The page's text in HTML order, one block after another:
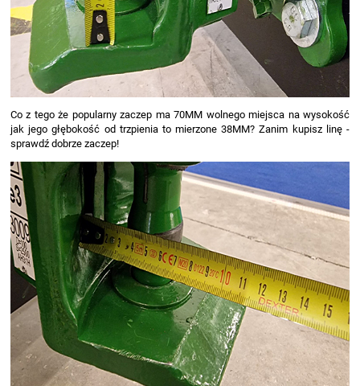
Co z tego że popularny zaczep ma 70MM wolnego miejsca na wysokość
jak jego głębokość od trzpienia to mierzone 38MM? Zanim kupisz linę -
sprawdź dobrze zaczep!